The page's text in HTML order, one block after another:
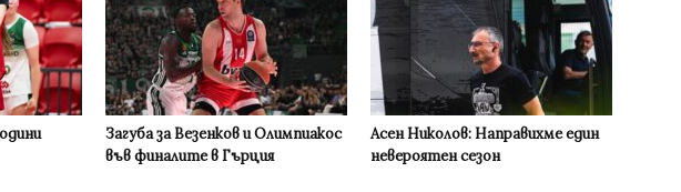
Загуба за Везенков и Олимпиакос
във финалите в Гърция
Асен Николов: Направихме един
невероятен сезон